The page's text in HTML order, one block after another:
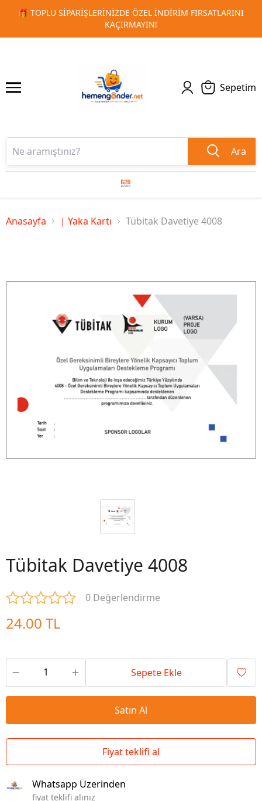
🚀 KURUMSAL PROMOSYON VE MATBAA
1 2
Sepetim
Ara
Anasayfa | Yaka Kartı Tübitak Davetiye 4008
Tübitak Davetiye 4008
0 Değerlendirme
24.00 TL
Sepete Ekle
Satın Al
Fiyat teklifi al
Whatsapp Üzerinden
fiyat teklifi alınız